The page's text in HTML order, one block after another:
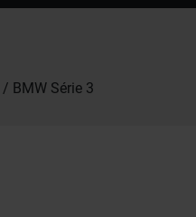
BMW Série 3